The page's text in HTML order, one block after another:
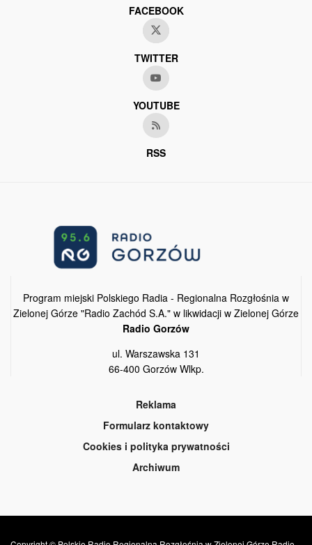
FACEBOOK
TWITTER
YOUTUBE
RSS
Program miejski Polskiego Radia - Regionalna Rozgłośnia w
Zielonej Górze "Radio Zachód S.A." w likwidacji w Zielonej Górze
Radio Gorzów
ul. Warszawska 131
66-400 Gorzów Wlkp.
Reklama
Formularz kontaktowy
Cookies i polityka prywatności
Archiwum